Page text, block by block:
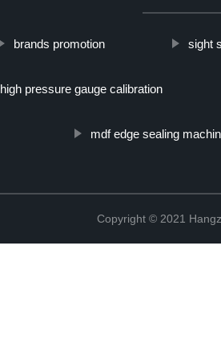
brands promotion sight
high pressure gauge calibration
mdf edge sealing
Copyright © 2021